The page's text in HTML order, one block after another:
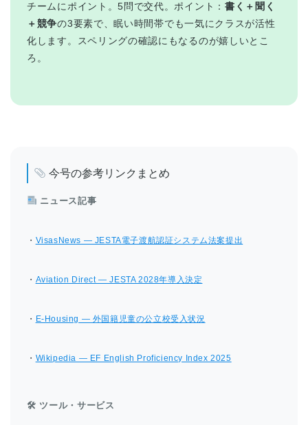
チームにポイント。5問で交代。ポイント： 書く＋聞く
＋競争の3要素で、眠い時間帯でも一気にクラスが活性
化します。スペリングの確認にもなるのが嬉しいとこ
ろ。
今号の参考リンクまとめ
ニュース記事
・ VisasNews — JESTA電子渡航認証システム法案提出
・ Aviation Direct — JESTA 2028年導入決定
・ E-Housing — 外国籍児童の公立校受入状況
・ Wikipedia — EF English Proficiency Index 2025
🛠 ツール・サービス